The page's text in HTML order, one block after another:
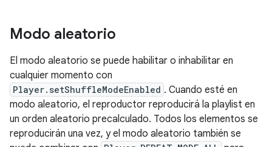
Modo aleatorio
El modo aleatorio se puede habilitar o inhabilitar en
cualquier momento con
Player.setShuffleModeEnabled . Cuando esté en
modo aleatorio, el reproductor reproducirá la playlist en
un orden aleatorio precalculado. Todos los elementos se
reproducirán una vez, y el modo aleatorio también se